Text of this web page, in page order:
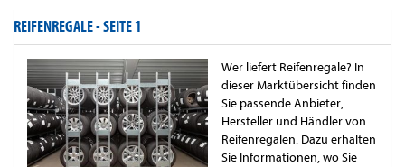
REIFENREGALE -SEITE 1
Wer liefert Reifenregale? In
dieser Marktübersicht finden
Sie passende Anbieter,
Hersteller und Händler von
Reifenregalen. Dazu erhalten
Sie Informationen, wo Sie